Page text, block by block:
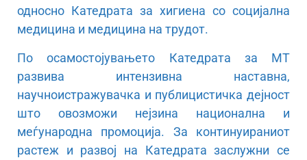
односно Катедрата за хигиена со социјална
медицина и медицина на трудот.
По осамостојувањето Катедрата за МТ
развива интензивна наставна,
научноистражувачка и публицистичка дејност
што овозможи нејзина национална и
меѓународна промоција. За континуираниот
растеж и развој на Катедрата заслужни се